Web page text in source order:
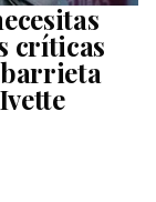
críticas